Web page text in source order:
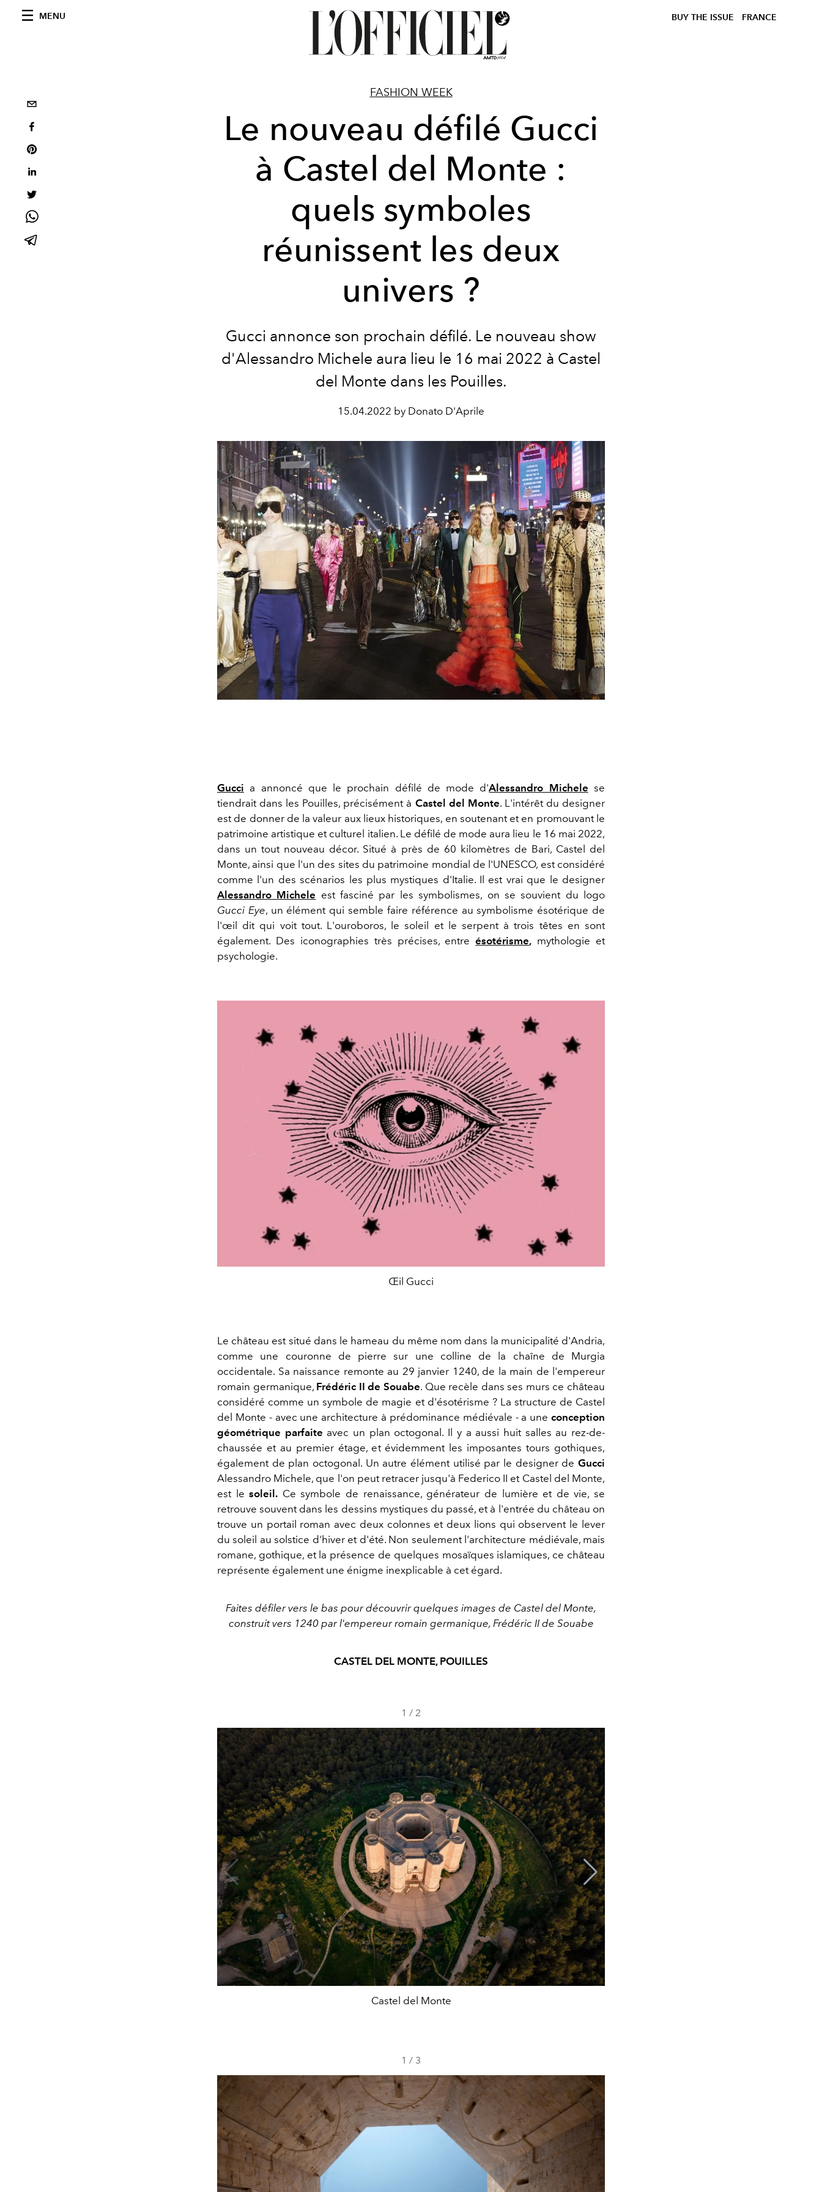
MENU BUY THE ISSUE FRANCE
FASHION WEEK
Le nouveau défilé Gucci
à Castel del Monte :
quels symboles
réunissent les deux
univers ?
Gucci annonce son prochain défilé. Le nouveau show
d'Alessandro Michele aura lieu le 16 mai 2022 à Castel
del Monte dans les Pouilles.
15.04.2022 by Donato D'Aprile
Gucci a annoncé que le prochain défilé de mode d'Alessandro Michele se
tiendrait dans les Pouilles, précisément à Castel del Monte. L'intérêt du designer
est de donner de la valeur aux lieux historiques, en soutenant et en promouvant le
patrimoine artistique et culturel italien. Le défilé de mode aura lieu le 16 mai 2022,
dans un tout nouveau décor. Situé à près de 60 kilomètres de Bari, Castel del
Monte, ainsi que l'un des sites du patrimoine mondial de l'UNESCO, est considéré
comme l'un des scénarios les plus mystiques d'Italie. Il est vrai que le designer
Alessandro Michele est fasciné par les symbolismes, on se souvient du logo
Gucci Eye, un élément qui semble faire référence au symbolisme ésotérique de
l'œil dit qui voit tout. L'ouroboros, le soleil et le serpent à trois têtes en sont
également. Des iconographies très précises, entreésotérisme, mythologie et
psychologie.
Œil Gucci
Le château est situé dans le hameau du même nom dans la municipalité d'Andria,
comme une couronne de pierre sur une colline de la chaîne de Murgia
occidentale. Sa naissance remonte au 29 janvier 1240, de la main de l'empereur
romain germanique, Frédéric II de Souabe. Que recèle dans ses murs ce château
considéré comme un symbole de magie et d'ésotérisme ? La structure de Castel
del Monte - avec une architecture à prédominance médiévale - a une conception
géométrique parfaite avec un plan octogonal. Il y a aussi huit salles au rez-de-
chaussée et au premier étage, et évidemment les imposantes tours gothiques,
également de plan octogonal. Un autre élément utilisé par le designer de Gucci
Alessandro Michele, que l'on peut retracer jusqu'à Federico II et Castel del Monte,
est lesoleil. Ce symbole de renaissance, générateur de lumière et de vie, se
retrouve souvent dans les dessins mystiques du passé, et à l'entrée du château on
trouve un portail roman avec deux colonnes et deux lions qui observent le lever
du soleil au solstice d'hiver et d'été. Non seulement l'architecture médiévale, mais
romane, gothique, et la présence de quelques mosaïques islamiques, ce château
représente également une énigme inexplicable à cet égard.
Faites défiler vers le bas pour découvrir quelques images de Castel del Monte,
construit vers 1240 par l'empereur romain germanique, Frédéric II de Souabe
CASTEL DEL MONTE, POUILLES
1 / 2
Castel del Monte
1 / 3